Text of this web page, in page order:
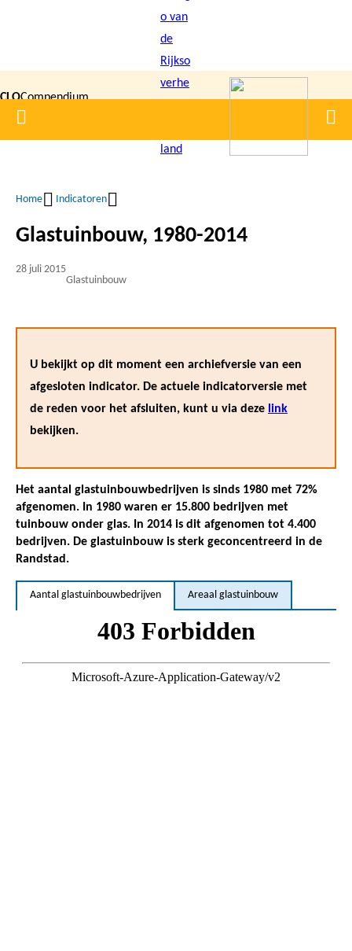
inhoud
gaan
CLOCompendium
voor de
Home
Kruimelpad
Home Indicatoren
Glastuinbouw, 1980-2014
28 juli 2015
Glastuinbouw
U bekijkt op dit moment een archiefversie van een
afgesloten indicator. De actuele indicatorversie met
de reden voor het afsluiten, kunt u via deze link
bekijken.
Het aantal glastuinbouwbedrijven is sinds 1980 met 72%
afgenomen. In 1980 waren er 15.800 bedrijven met
tuinbouw onder glas. In 2014 is dit afgenomen tot 4.400
bedrijven. De glastuinbouw is sterk geconcentreerd in de
Randstad.
Aantal glastuinbouwbedrijven Areaal glastuinbouw